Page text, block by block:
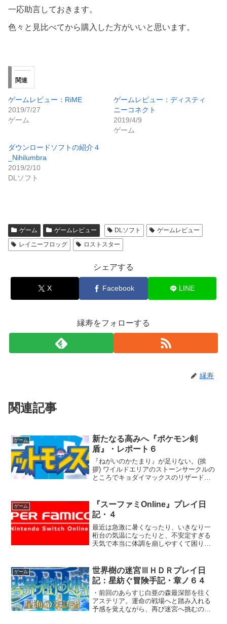
一応助言しておきます。
色々と見比べてから購入した方がいいと思います。
関連
ゲームレビュー：RiME
2019/7/27
ゲーム
ゲームレビュー：ディスティ
ニーコネクト
2019/4/9
ゲーム
ダウンロードソフトの紹介４
_Nihilumbra
2019/2/10
DLソフト
ゲーム ゲームレビュー DLソフト
ゲームレビュー
レイニーフロッグ
ロストスター
シェアする
X Facebook LINE
縁寿をフォローする
縁寿
関連記事
ゲーム
新たなる高みへ『ポケモン剣
盾』・レポート６
『ねがいのかたまり』が足りない。(挨
拶) ワイルドエリアのストーンサークルの
ところでキョダイマックスのリザードン
ックがガクッと下がり始めてます。 Wシ
ョップの人、こ...
ゲーム
『スーファミOnline』プレイ日
記・４
最近は急激に暑くなったり、いきなり一
桁台の気温になったりと、不安定すぎる
天気で本当に体調を崩しやすくて困りま
いますよ。 ところで、スーパーファミコ
ンと６４には、他のメー...
ゲーム
世界樹の迷宮ⅢＨＤＲプレイ日
記：星紡ぐ冒険手記・章ノ６４
・前回のあらすじ白亜の森最深部を往く
アステリア。運命の戦場へと踏み入れる
予感を覚えながら、再び迷宮へ挑むので